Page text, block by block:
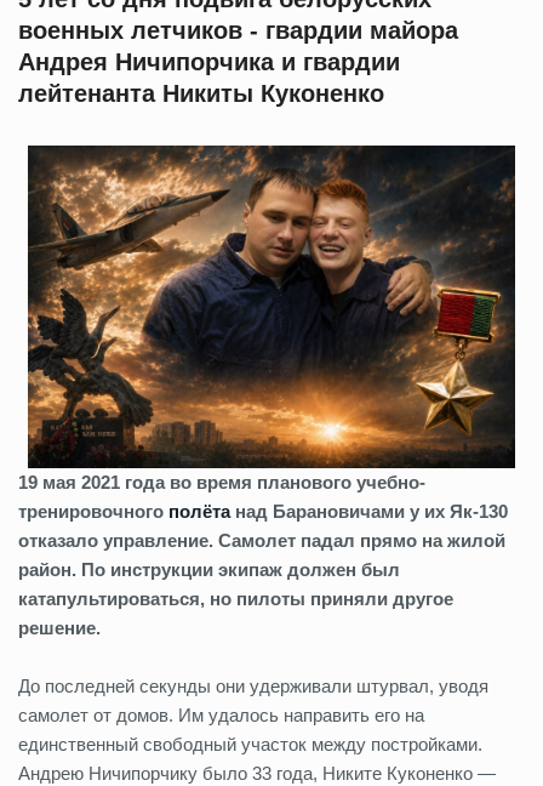
военных летчиков - гвардии майора
Андрея Ничипорчика и гвардии
лейтенанта Никиты Куконенко
19 мая 2021 года во время планового учебно-
тренировочного полётанад Барановичами у их Як-130
отказало управление. Самолет падал прямо на жилой
район. По инструкции экипаж должен был
катапультироваться, но пилоты приняли другое
решение.
До последней секунды они удерживали штурвал, уводя
самолет от домов. Им удалось направить его на
единственный свободный участок между постройками.
Андрею Ничипорчику было 33 года, Никите Куконенко —